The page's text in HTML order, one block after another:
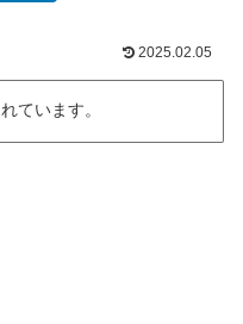
2025.02.05
ています。